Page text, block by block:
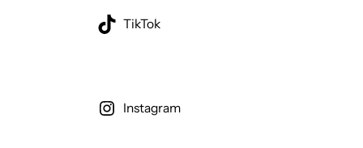
TikTok
Instagram